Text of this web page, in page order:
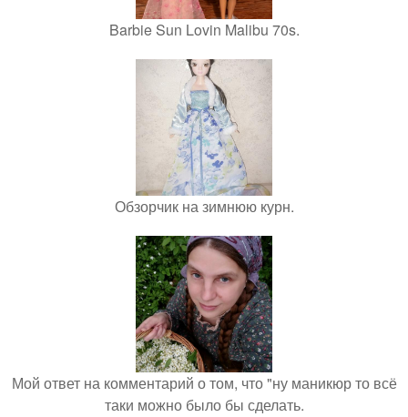
Barbie Sun Lovin Malibu 70s.
Обзорчик на зимнюю курн.
Мой ответ на комментарий о том, что "ну маникюр то всё
таки можно было бы сделать.